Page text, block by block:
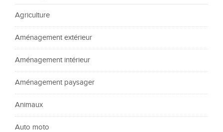
Agriculture
Aménagement extérieur
Aménagement intérieur
Aménagement paysager
Animaux
Auto moto